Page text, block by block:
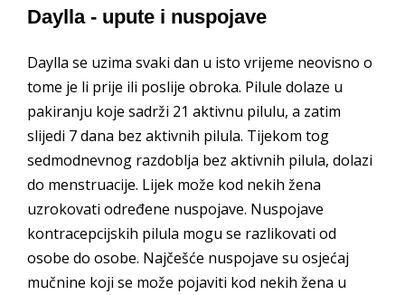
Daylla - upute i nuspojave
Daylla se uzima svaki dan u isto vrijeme neovisno o
tome je li prije ili poslije obroka. Pilule dolaze u
pakiranju koje sadrži 21 aktivnu pilulu, a zatim
slijedi 7 dana bez aktivnih pilula. Tijekom tog
sedmodnevnog razdoblja bez aktivnih pilula, dolazi
do menstruacije. Lijek može kod nekih žena
uzrokovati određene nuspojave. Nuspojave
kontracepcijskih pilula mogu se razlikovati od
osobe do osobe. Najčešće nuspojave su osjećaj
mučnine koji se može pojaviti kod nekih žena u